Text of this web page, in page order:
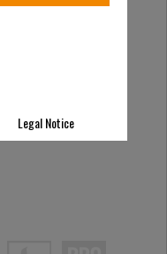
Legal Notice